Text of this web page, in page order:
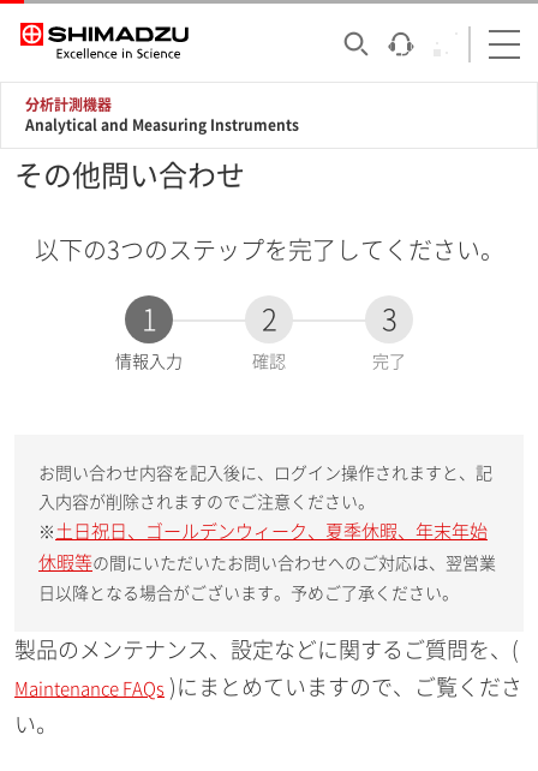
分析計測機器
Analytical and Measuring Instruments
その他問い合わせ
以下の3つのステップを完了してください。
1
現
情報入力
2
確認
3
完了
お問い合わせ内容を記入後に、ログイン操作されますと、記
入内容が削除されますのでご注意ください。
※ 土日祝日、ゴールデンウィーク、夏季休暇、年末年始
休暇等の間にいただいたお問い合わせへのご対応は、翌営業
日以降となる場合がございます。予めご了承ください。
製品のメンテナンス、設定などに関するご質問を、(
Maintenance FAQs )にまとめていますので、ご覧くださ
い。